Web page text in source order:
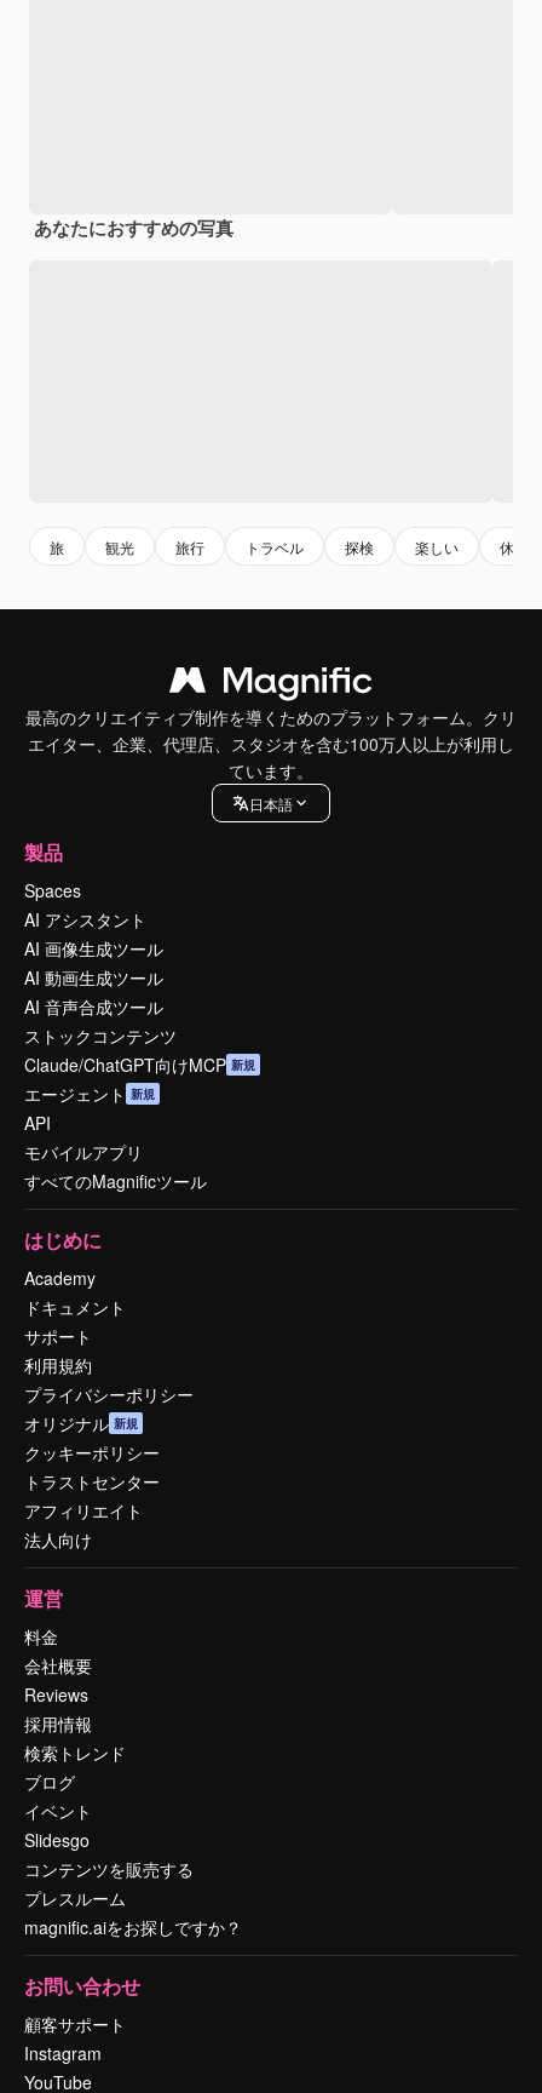
あなたにおすすめの写真
旅 観光 旅行 トラベル 探検 楽しい 休暇
最高のクリエイティブ制作を導くためのプラットフォーム。クリ
エイター、企業、代理店、スタジオを含む100万人以上が利用し
ています。
日本語
製品
Spaces
AI アシスタント
AI 画像生成ツール
AI 動画生成ツール
AI 音声合成ツール
ストックコンテンツ
Claude/ChatGPT向けMCP 新規
エージェント 新規
API
モバイルアプリ
すべてのMagnificツール
はじめに
Academy
ドキュメント
サポート
利用規約
プライバシーポリシー
オリジナル 新規
クッキーポリシー
トラストセンター
アフィリエイト
法人向け
運営
料金
会社概要
Reviews
採用情報
検索トレンド
ブログ
イベント
Slidesgo
コンテンツを販売する
プレスルーム
magnific.aiをお探しですか？
お問い合わせ
顧客サポート
Instagram
YouTube